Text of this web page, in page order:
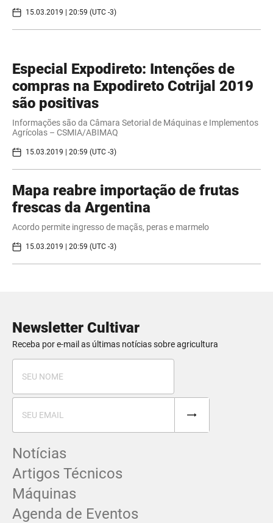
15.03.2019 | 20:59 (UTC -3)
Especial Expodireto: Intenções de
compras na Expodireto Cotrijal 2019
são positivas
Informações são da Câmara Setorial de Máquinas e Implementos
Agrícolas – CSMIA/ABIMAQ
15.03.2019 | 20:59 (UTC -3)
Mapa reabre importação de frutas
frescas da Argentina
Acordo permite ingresso de maçãs, peras e marmelo
15.03.2019 | 20:59 (UTC -3)
Newsletter Cultivar
Receba por e-mail as últimas notícias sobre agricultura
Notícias
Artigos Técnicos
Máquinas
Agenda de Eventos